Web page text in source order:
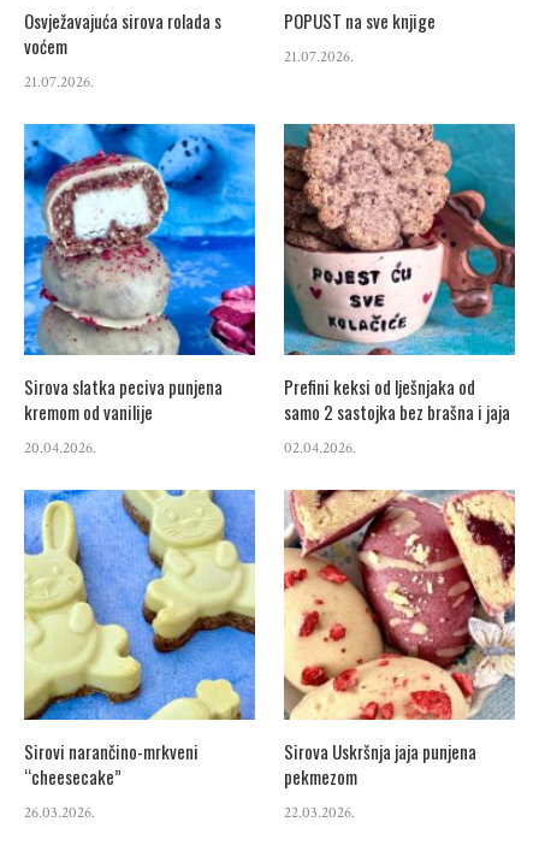
Osvježavajuća sirova rolada s
voćem
21.07.2026.
POPUST na sve knjige
21.07.2026.
Sirova slatka peciva punjena
kremom od vanilije
20.04.2026.
Prefini keksi od lješnjaka od
samo 2 sastojka bez brašna i jaja
02.04.2026.
Sirovi narančino-mrkveni
“cheesecake”
26.03.2026.
Sirova Uskršnja jaja punjena
pekmezom
22.03.2026.